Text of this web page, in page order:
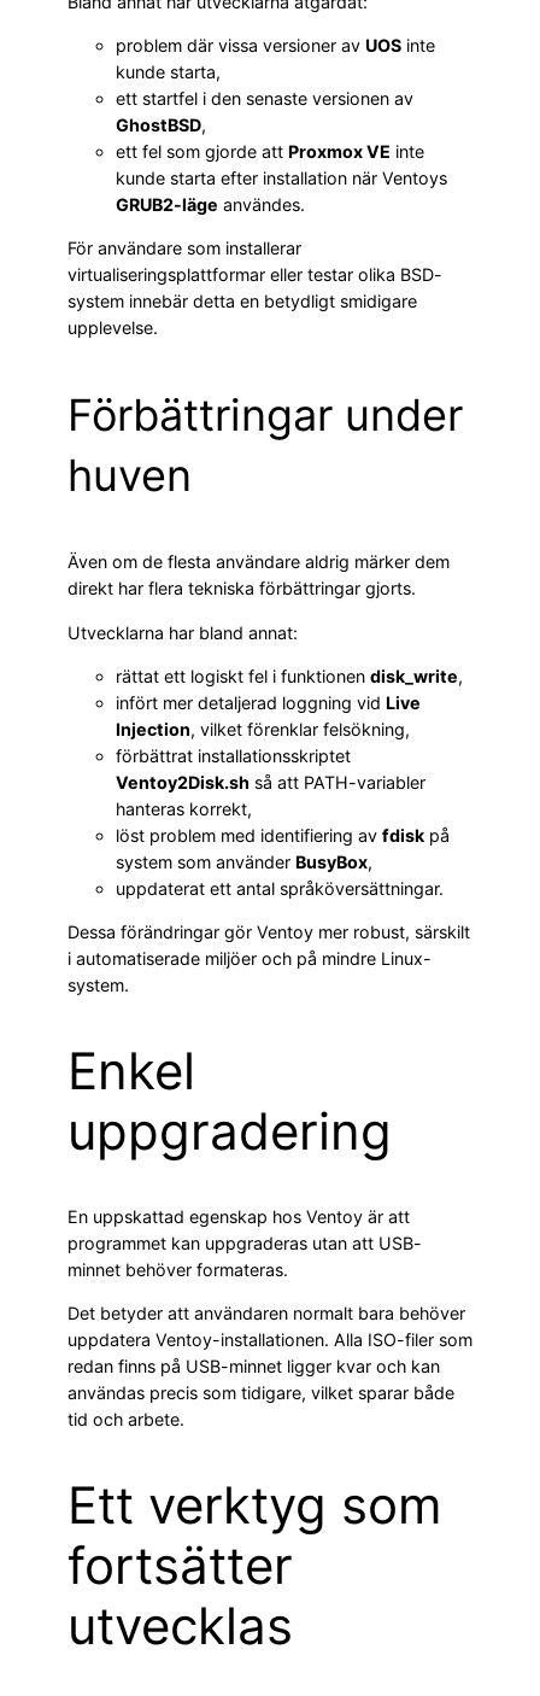
problem där vissa versioner av UOS inte
kunde starta,
ett startfel i den senaste versionen av
GhostBSD,
ett fel som gjorde att Proxmox VE inte
kunde starta efter installation när Ventoys
GRUB2-läge användes.
För användare som installerar
virtualiseringsplattformar eller testar olika BSD-
system innebär detta en betydligt smidigare
upplevelse.
Förbättringar under
huven
Även om de flesta användare aldrig märker dem
direkt har flera tekniska förbättringar gjorts.
Utvecklarna har bland annat:
rättat ett logiskt fel i funktionen disk_write,
infört mer detaljerad loggning vid Live
Injection, vilket förenklar felsökning,
förbättrat installationsskriptet
Ventoy2Disk.sh så att PATH-variabler
hanteras korrekt,
löst problem med identifiering av fdisk på
system som använder BusyBox,
uppdaterat ett antal språköversättningar.
Dessa förändringar gör Ventoy mer robust, särskilt
i automatiserade miljöer och på mindre Linux-
system.
Enkel
uppgradering
En uppskattad egenskap hos Ventoy är att
programmet kan uppgraderas utan att USB-
minnet behöver formateras.
Det betyder att användaren normalt bara behöver
uppdatera Ventoy-installationen. Alla ISO-filer som
redan finns på USB-minnet ligger kvar och kan
användas precis som tidigare, vilket sparar både
tid och arbete.
Ett verktyg som
fortsätter
utvecklas